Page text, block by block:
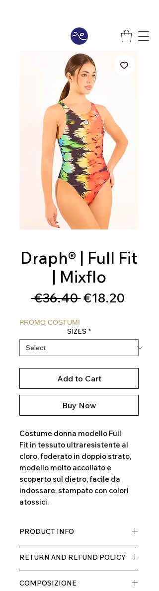
Draph® | Full Fit
| Mixflo
€36.40 Regular
€18.20Sale
PROMO COSTUMI
SIZES *
Add to Cart
Buy Now
Costume donna modello Full
Fit in tessuto ultraresistente al
cloro, foderato in doppio strato,
modello molto accollato e
scoperto sul dietro, facile da
indossare, stampato con colori
atossici.
PRODUCT INFO
di elastane, molto comodo per chi lo
indossa grazia alla sua elastcità, in
doppio strato con fodera.
RETURN AND REFUND POLICY
entro 10 giorni dal ricevimento,
COMPOSIZIONE